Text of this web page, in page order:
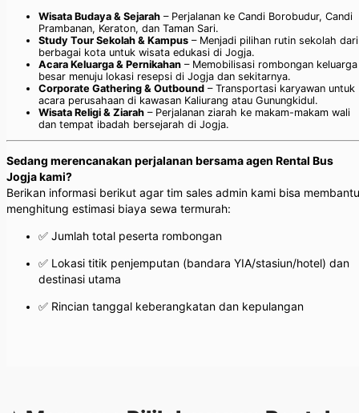
Wisata Budaya & Sejarah – Perjalanan ke Candi Borobudur, Candi
Prambanan, Keraton, dan Taman Sari.
Study Tour Sekolah & Kampus – Menjadi pilihan rutin sekolah dari
berbagai kota untuk wisata edukasi di Jogja.
Acara Keluarga & Pernikahan – Memobilisasi rombongan keluarga
besar menuju lokasi resepsi di Jogja dan sekitarnya.
Corporate Gathering & Outbound – Transportasi karyawan untuk
acara perusahaan di kawasan Kaliurang atau Gunungkidul.
Wisata Religi & Ziarah – Perjalanan ziarah ke makam-makam wali
dan tempat ibadah bersejarah di Jogja.
Sedang merencanakan perjalanan bersama agen Rental Bus
Jogja kami?
Berikan informasi berikut agar tim sales admin kami bisa membantu
menghitung estimasi biaya sewa termurah:
✅ Jumlah total peserta rombongan
✅ Lokasi titik penjemputan (bandara YIA/stasiun/hotel) dan
destinasi utama
✅ Rincian tanggal keberangkatan dan kepulangan